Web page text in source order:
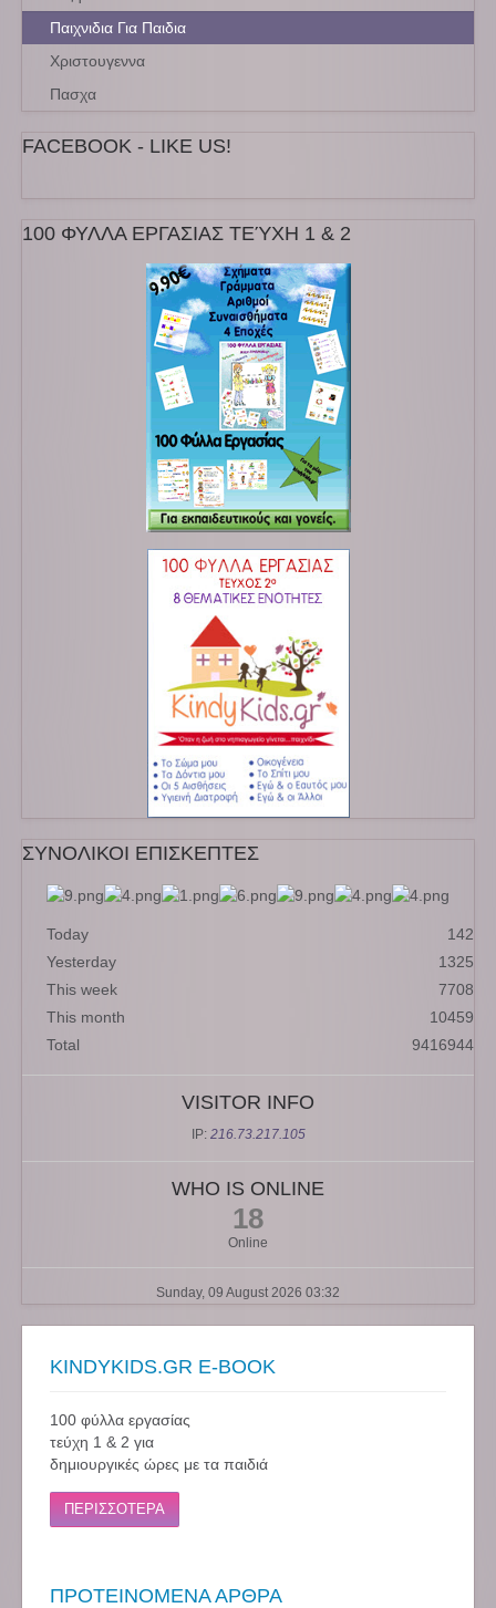
Παιχνιδια Για Παιδια
Χριστουγεννα
Πασχα
FACEBOOK - LIKE US!
100 ΦΥΛΛΑ ΕΡΓΑΣΙΑΣ ΤΕΎΧΗ 1 & 2
ΣΥΝΟΛΙΚΟΙ ΕΠΙΣΚΕΠΤΕΣ
Today
142
Yesterday
1325
This week
7708
This month
10459
Total
9416944
VISITOR INFO
IP: 216.73.217.105
WHO IS ONLINE
18
Online
Sunday, 09 August 2026 03:32
KINDYKIDS.GR E-BOOK
100 φύλλα εργασίας
τεύχη 1 & 2 για
δημιουργικές ώρες με τα παιδιά
ΠΕΡΙΣΣΟΤΕΡΑ
ΠΡΟΤΕΙΝΟΜΕΝΑ ΑΡΘΡΑ